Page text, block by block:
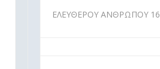
ΕΛΕΥΘΕΡΟΥ ΑΝΘΡΩΠΟΥ 16